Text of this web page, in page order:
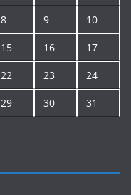
8 9 10
15 16 17
22 23 24
29 30 31